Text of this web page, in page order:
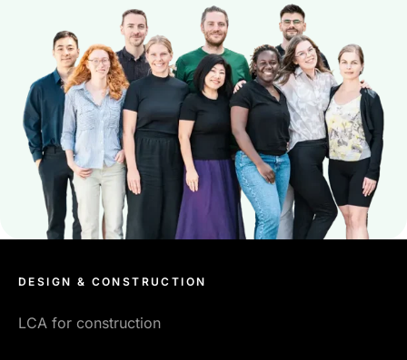
DESIGN & CONSTRUCTION
LCA for construction